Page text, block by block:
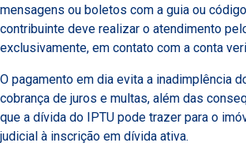
mensagens ou boletos com a guia ou
contribuinte deve realizar o atendimento
exclusivamente, em contato com a conta
O pagamento em dia evita a inadimplência
cobrança de juros e multas, além das
que a dívida do IPTU pode trazer para o
judicial à inscrição em dívida ativa.